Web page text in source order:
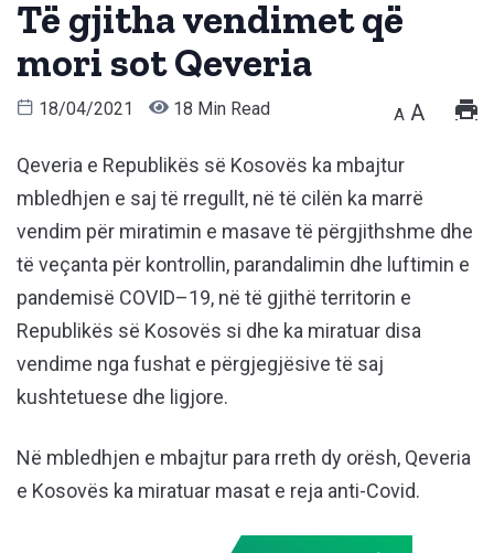
Të gjitha vendimet që
mori sot Qeveria
18/04/2021 18 Min Read A A
Qeveria e Republikës së Kosovës ka mbajtur
mbledhjen e saj të rregullt, në të cilën ka marrë
vendim për miratimin e masave të përgjithshme dhe
të veçanta për kontrollin, parandalimin dhe luftimin e
pandemisë COVID–19, në të gjithë territorin e
Republikës së Kosovës si dhe ka miratuar disa
vendime nga fushat e përgjegjësive të saj
kushtetuese dhe ligjore.
Në mbledhjen e mbajtur para rreth dy orësh, Qeveria
e Kosovës ka miratuar masat e reja anti-Covid.